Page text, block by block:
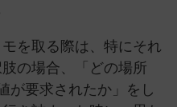
を取る際は、特にそれ
の場合、「どの場所
が要求されたか」をし